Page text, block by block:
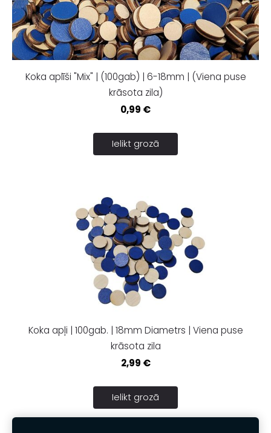
Koka aplīši "Mix" | (100gab) | 6-18mm | (Viena puse
krāsota zila)
0,99 €
Ielikt grozā
Koka apļi | 100gab. | 18mm Diametrs | Viena puse
krāsota zila
2,99 €
Ielikt grozā